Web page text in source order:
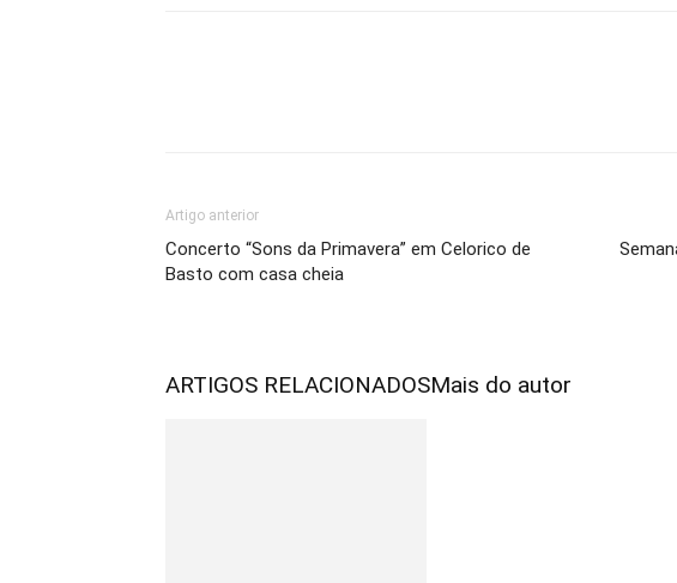
Artigo anterior
Concerto “Sons da Primavera” em Celorico de
Basto com casa cheia
ARTIGOS RELACIONADOSMais do autor